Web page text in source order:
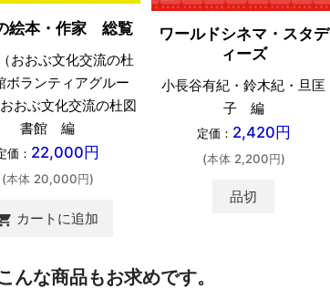
絵本・作家 総覧
おおぶ文化交流の杜
ボランティアグルー
おぶ文化交流の杜図
書館 編
価： 22,000円
(本体 20,000円)
カートに追加
ワールドシネマ・スタデ
ィーズ
小長谷有紀・鈴木紀・旦匡
子 編
定価： 2,420円
(本体 2,200円)
品切
んな商品もお求めです。